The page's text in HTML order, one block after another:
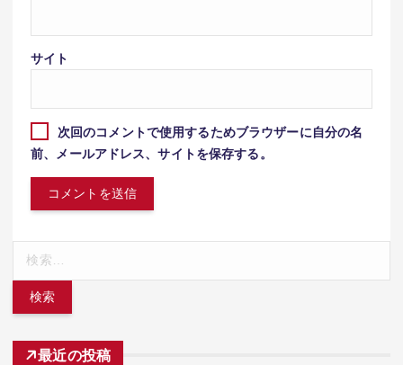
サイト
次回のコメントで使用するためブラウザーに自分の名
前、メールアドレス、サイトを保存する。
最近の投稿